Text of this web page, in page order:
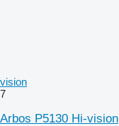
vision
7
Arbos P5130 Hi-vision